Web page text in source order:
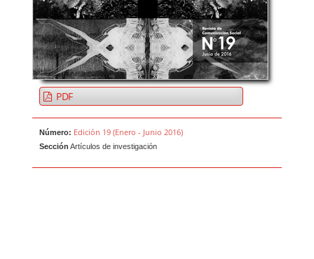
PDF
Número: Edición 19 (Enero - Junio 2016)
Sección Artículos de investigación